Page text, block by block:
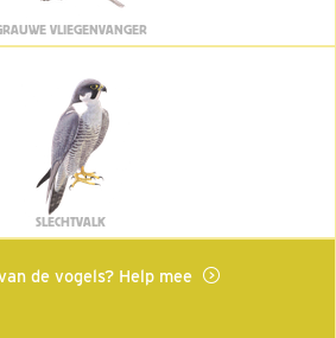
VLIEGENVANGER
SLECHTVALK
de vogels? Help mee